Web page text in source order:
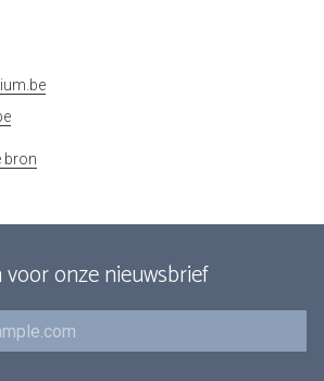
bron
onze nieuwsbrief